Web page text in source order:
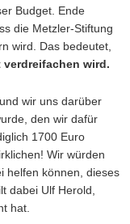
Budget. Ende
die Metzler-Stiftung
wird. Das bedeutet,
verdreifachen wird.
wir uns darüber
den wir dafür
1700 Euro
Wir würden
helfen können, dieses
dabei Ulf Herold,
hat.